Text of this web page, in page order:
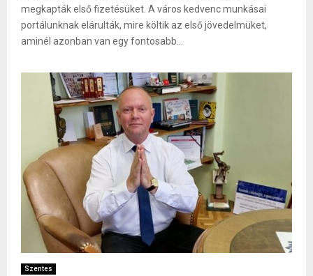
megkapták első fizetésüket. A város kedvenc munkásai
portálunknak elárulták, mire költik az első jövedelmüket,
aminél azonban van egy fontosabb...
Szentes